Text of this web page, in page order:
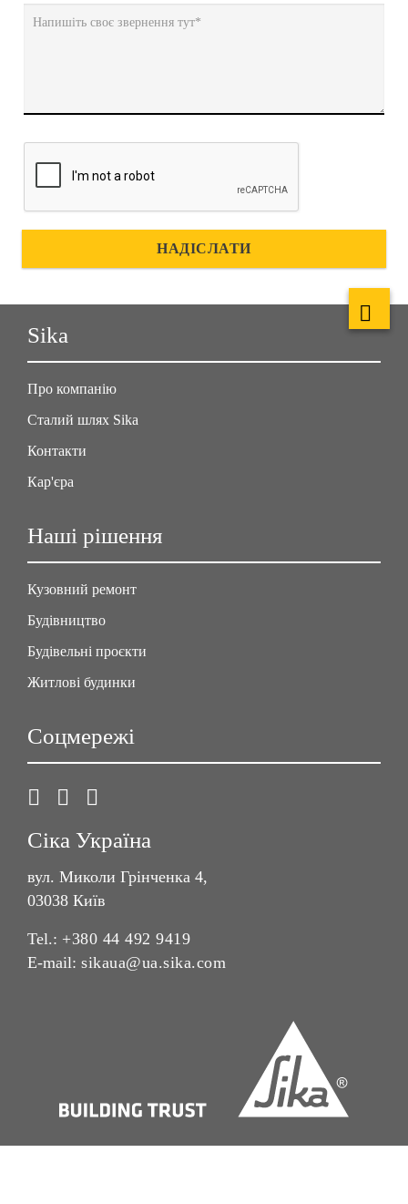
Напишіть своє звернення тут*
НАДІСЛАТИ
Sika
Про компанію
Сталий шлях Sika
Контакти
Кар'єра
Наші рішення
Кузовний ремонт
Будівництво
Будівельні проєкти
Житлові будинки
Соцмережі
Сіка Україна
вул. Миколи Грінченка 4,
03038 Київ
Tel.: +380 44 492 9419
E-mail: sikaua@ua.sika.com